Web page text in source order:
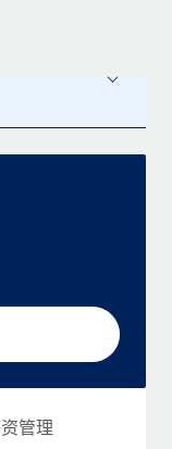
管理